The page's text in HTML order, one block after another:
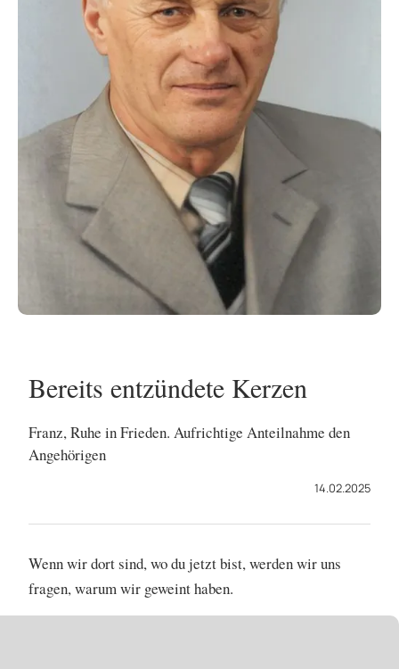
Bereits entzündete Kerzen
Franz, Ruhe in Frieden. Aufrichtige Anteilnahme den
Angehörigen
14.02.2025
Wenn wir dort sind, wo du jetzt bist, werden wir uns
fragen, warum wir geweint haben.